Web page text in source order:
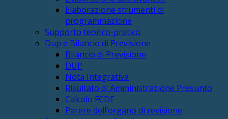
Elaborazione strumenti di
programmazione
Supporto teorico-pratico
Dup e Bilancio di Previsione
Bilancio di Previsione
DUP
Nota Integrativa
Risultato di Amministrazione Presunto
Calcolo FCDE
Parere dell’organo di revisione